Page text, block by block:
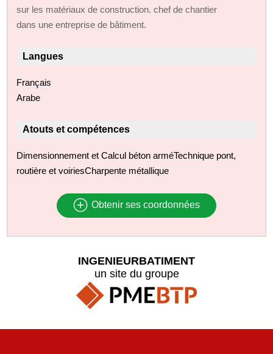
sur les matériaux de construction. chef de chantier
dans une entreprise de bâtiment.
Langues
Français
Arabe
Atouts et compétences
Dimensionnement et Calcul béton arméTechnique pont,
routière et voiriesCharpente métallique
Obtenir ses coordonnées
INGENIEURBATIMENT
un site du groupe